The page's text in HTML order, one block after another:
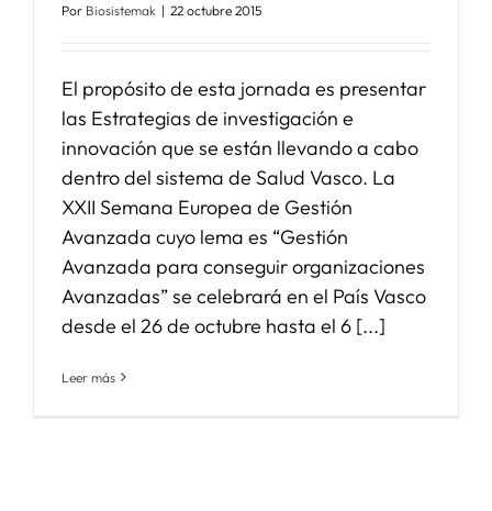
Por Biosistemak | 22 octubre 2015
El propósito de esta jornada es presentar
las Estrategias de investigación e
innovación que se están llevando a cabo
dentro del sistema de Salud Vasco. La
XXII Semana Europea de Gestión
Avanzada cuyo lema es “Gestión
Avanzada para conseguir organizaciones
Avanzadas” se celebrará en el País Vasco
desde el 26 de octubre hasta el 6 [...]
Leer más